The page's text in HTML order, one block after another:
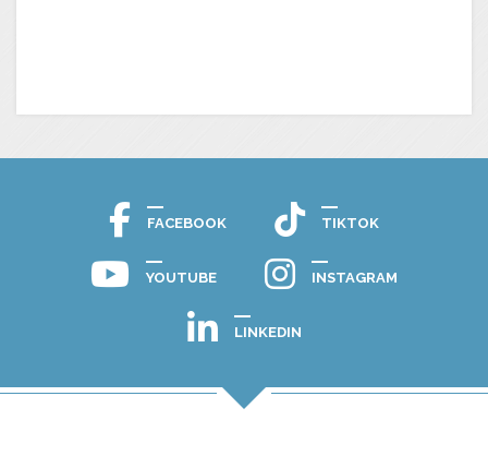
FACEBOOK TIKTOK
YOUTUBE INSTAGRAM
LINKEDIN